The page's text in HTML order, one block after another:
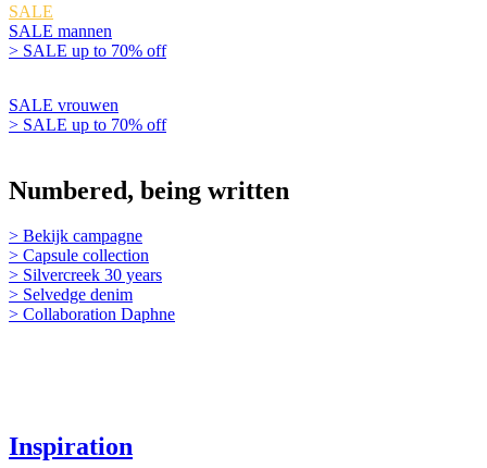
SALE
SALE mannen
> SALE up to 70% off
SALE vrouwen
> SALE up to 70% off
Numbered, being written
> Bekijk campagne
> Capsule collection
> Silvercreek 30 years
> Selvedge denim
> Collaboration Daphne
Inspiration